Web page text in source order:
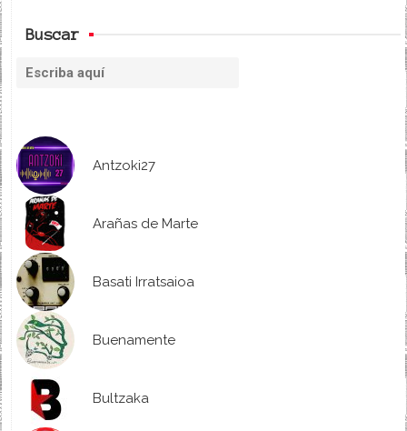
Buscar
Antzoki27
Arañas de Marte
Basati Irratsaioa
Buenamente
Bultzaka